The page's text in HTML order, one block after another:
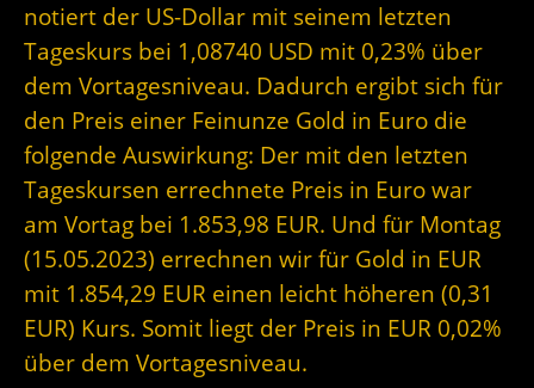
notiert der US-Dollar mit seinem letzten
Tageskurs bei 1,08740 USD mit 0,23% über
dem Vortagesniveau. Dadurch ergibt sich für
den Preis einer Feinunze Gold in Euro die
folgende Auswirkung: Der mit den letzten
Tageskursen errechnete Preis in Euro war
am Vortag bei 1.853,98 EUR. Und für Montag
(15.05.2023) errechnen wir für Gold in EUR
mit 1.854,29 EUR einen leicht höheren (0,31
EUR) Kurs. Somit liegt der Preis in EUR 0,02%
über dem Vortagesniveau.